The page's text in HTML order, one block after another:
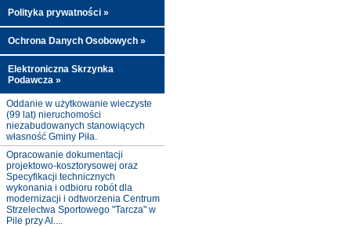
Polityka prywatności »
Ochrona Danych Osobowych »
Elektroniczna Skrzynka
Podawcza »
Oddanie w użytkowanie wieczyste
(99 lat) nieruchomości
niezabudowanych stanowiących
własność Gminy Piła.
Opracowanie dokumentacji
projektowo-kosztorysowej oraz
Specyfikacji technicznych
wykonania i odbioru robót dla
modernizacji i odtworzenia Centrum
Strzelectwa Sportowego "Tarcza" w
Pile przy Al....